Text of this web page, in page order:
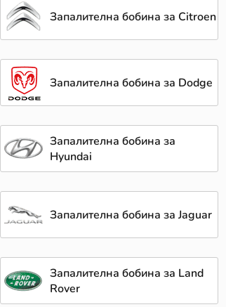
Запалителна бобина за Citroen
Запалителна бобина за Dodge
Запалителна бобина за
Hyundai
Запалителна бобина за Jaguar
Запалителна бобина за Land
Rover